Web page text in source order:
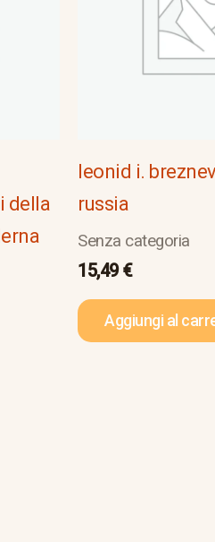
della
leonid i.
russia
Senza categoria
15,49€
Aggiungi al